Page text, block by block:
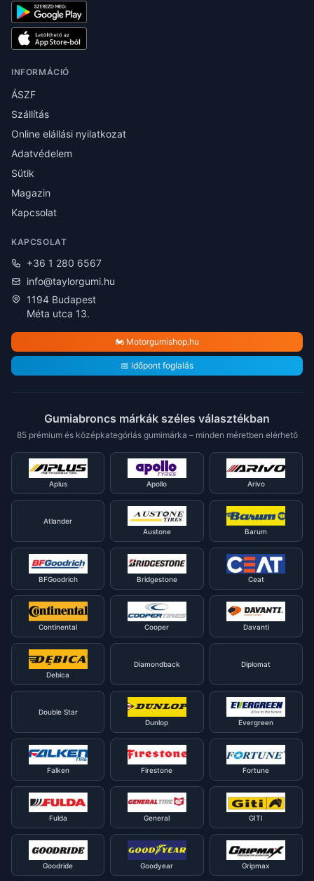
INFORMÁCIÓ
ÁSZF
Szállítás
Online elállási nyilatkozat
Adatvédelem
Sütik
Magazin
Kapcsolat
KAPCSOLAT
+36 1 280 6567
info@taylorgumi.hu
1194 Budapest
Méta utca 13.
🏍️ Motorgumishop.hu
📅 Időpont foglalás
Gumiabroncs márkák széles választékban
85 prémium és középkategóriás gumimárka – minden méretben elérhető
Aplus Apollo Arivo
Atlander
Austone
Barum
BFGoodrich Bridgestone Ceat
Continental Cooper Davanti
Debica
Diamondback Diplomat
Double Star
Dunlop
Evergreen
Falken Firestone Fortune
Fulda General GITI
Goodride Goodyear Gripmax